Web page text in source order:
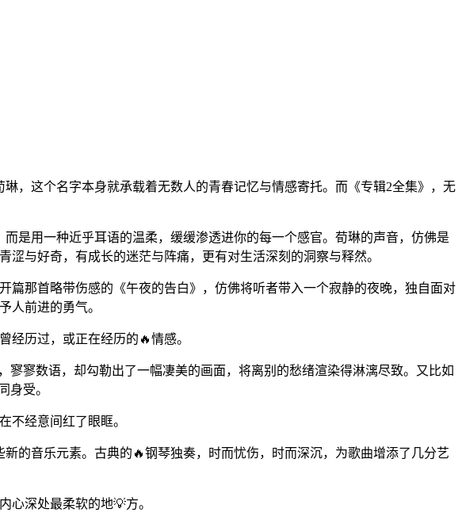
，这个名字本身就承载着无数人的青春记忆与情感寄托。而《专辑2全集》，无
是用一种近乎耳语的温柔，缓缓渗透进你的每一个感官。荀琳的声音，仿佛是
与好奇，有成长的迷茫与阵痛，更有对生活深刻的洞察与释然。
那首略带伤感的《午夜的告白》，仿佛将听者带入一个寂静的夜晚，独自面对
人前进的勇气。
经历过，或正在经历的🔥情感。
寥数语，却勾勒出了一幅凄美的画面，将离别的愁绪渲染得淋漓尽致。又比如
身受。
不经意间红了眼眶。
的音乐元素。古典的🔥钢琴独奏，时而忧伤，时而深沉，为歌曲增添了几分艺
心深处最柔软的地💡方。